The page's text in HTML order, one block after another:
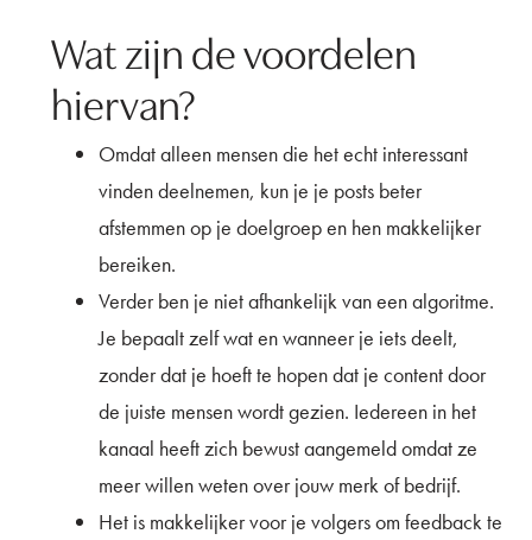
Wat zijn de voordelen
hiervan?
Omdat alleen mensen die het echt interessant
vinden deelnemen, kun je je posts beter
afstemmen op je doelgroep en hen makkelijker
bereiken.
Verder ben je niet afhankelijk van een algoritme.
Je bepaalt zelf wat en wanneer je iets deelt,
zonder dat je hoeft te hopen dat je content door
de juiste mensen wordt gezien. Iedereen in het
kanaal heeft zich bewust aangemeld omdat ze
meer willen weten over jouw merk of bedrijf.
Het is makkelijker voor je volgers om feedback te